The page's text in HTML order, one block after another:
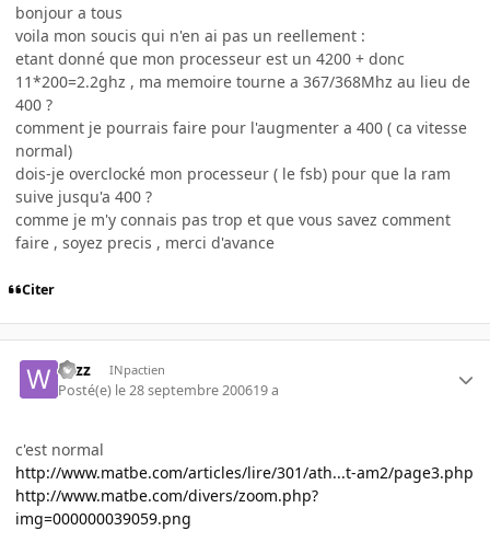
bonjour a tous
voila mon soucis qui n'en ai pas un reellement :
etant donné que mon processeur est un 4200 + donc
11*200=2.2ghz , ma memoire tourne a 367/368Mhz au lieu de
400 ?
comment je pourrais faire pour l'augmenter a 400 ( ca vitesse
normal)
dois-je overclocké mon processeur ( le fsb) pour que la ram
suive jusqu'a 400 ?
comme je m'y connais pas trop et que vous savez comment
faire , soyez precis , merci d'avance
Citer
wizz INpactien
Posté(e) le 28 septembre 200619 a
c'est normal
http://www.matbe.com/articles/lire/301/ath...t-am2/page3.php
http://www.matbe.com/divers/zoom.php?
img=000000039059.png